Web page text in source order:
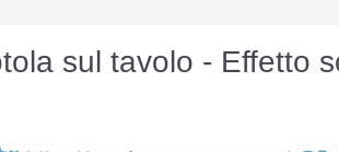
sul tavolo - Effetto